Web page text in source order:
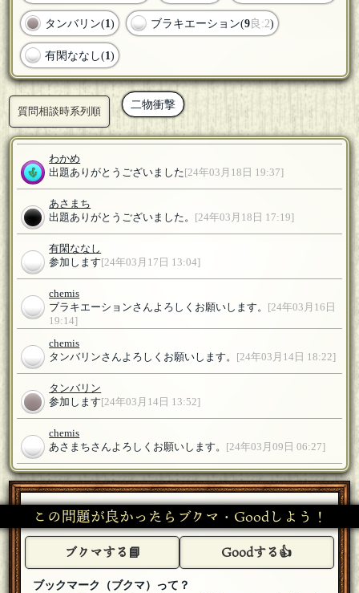
タンバリン(1) ブラキエーション(9良:2)
有閑ななし(1)
質問相談時系列順
二物衝撃
わかめ
出題ありがとうございました[24年03月18日 19:37]
あさまち
出題ありがとうございました。 [24年03月18日 17:19]
有閑ななし
参加します[24年03月17日 13:04]
chemis
ブラキエーションさんよろしくお願いします。 [24年03月16日
19:14]
chemis
タンバリンさんよろしくお願いします。 [24年03月14日 18:22]
タンバリン
参加します[24年03月14日 13:52]
chemis
あさまちさんよろしくお願いします。 [24年03月09日 06:27]
あさまち
参加します。[24年03月08日 20:05]
畦猿
YES！今まではおとなしめの質問をしていましたがこれから
は悪魔的ないやらしい質問をする所存であります [24年03月06
日 06:23]
chemis
この問題が良かったらブクマ・Goodしよう！
ブクマする📘 Goodする👍
ブックマーク（ブクマ）って？